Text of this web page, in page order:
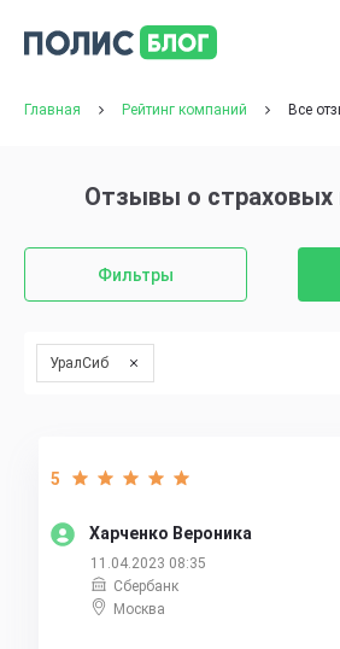
Главная Рейтинг компаний Все
Отзывы о страховых
Фильтры
УралСиб
Харченко Вероника
5
11.04.2023 08:35
Сбербанк
Москва